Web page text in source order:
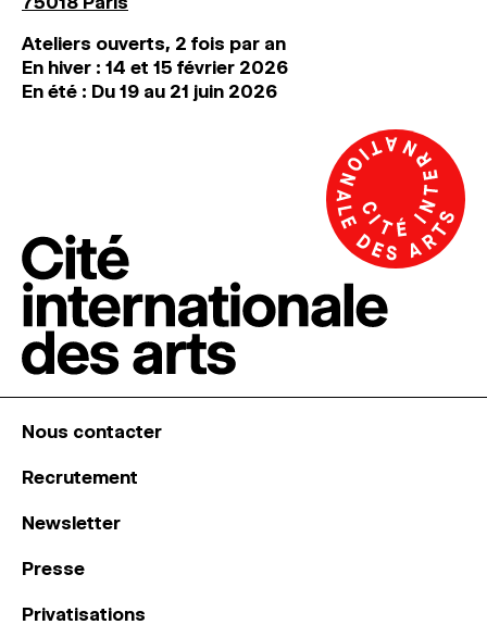
Ateliers ouverts, 2 fois par an
En hiver : 14 et 15 février 2026
En été : Du 19 au 21 juin 2026
Nous contacter
Recrutement
Newsletter
Presse
Privatisations